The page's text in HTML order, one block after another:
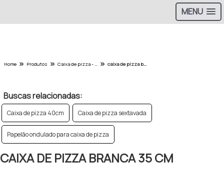
MENU
Home Produtos Caixa de pizza - Categoria caixa de pizza branca 35 cm
Buscas relacionadas:
Caixa de pizza 40cm Caixa de pizza sextavada
Papelão ondulado para caixa de pizza
CAIXA DE PIZZA BRANCA 35 CM